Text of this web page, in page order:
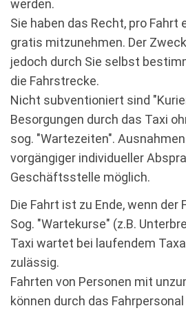
werden.
Sie haben das Recht, pro Fahrt
gratis mitzunehmen. Der
jedoch durch Sie selbst
die Fahrstrecke.
Nicht subventioniert sind
Besorgungen durch das Taxi
sog. "Wartezeiten".
vorgängiger individueller
Geschäftsstelle möglich.
Die Fahrt ist zu Ende, wenn
Sog. "Wartekurse" (z.B.
Taxi wartet bei laufendem
zulässig.
Fahrten von Personen mit
können durch das